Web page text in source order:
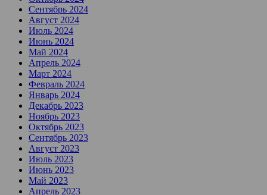
Сентябрь 2024
Август 2024
Июль 2024
Июнь 2024
Май 2024
Апрель 2024
Март 2024
Февраль 2024
Январь 2024
Декабрь 2023
Ноябрь 2023
Октябрь 2023
Сентябрь 2023
Август 2023
Июль 2023
Июнь 2023
Май 2023
Апрель 2023